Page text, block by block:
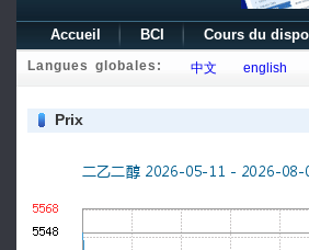
Accueil BCI Cours du
Langues globales: 中文 english
Prix